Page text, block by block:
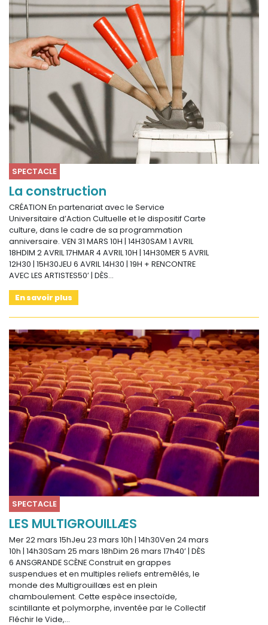
SPECTACLE
La construction
CRÉATION En partenariat avec le Service
Universitaire d’Action Cultuelle et le dispositif Carte
culture, dans le cadre de sa programmation
anniversaire. VEN 31 MARS 10H | 14H30SAM 1 AVRIL
18HDIM 2 AVRIL 17HMAR 4 AVRIL 10H | 14H30MER 5 AVRIL
12H30 | 15H30JEU 6 AVRIL 14H30 | 19H + RENCONTRE
AVEC LES ARTISTES50’ | DÈS…
En savoir plus
SPECTACLE
LES MULTIGROUILLÆS
Mer 22 mars 15hJeu 23 mars 10h | 14h30Ven 24 mars
10h | 14h30Sam 25 mars 18hDim 26 mars 17h40’ | DÈS
6 ANSGRANDE SCÈNE Construit en grappes
suspendues et en multiples reliefs entremêlés, le
monde des Multigrouillæs est en plein
chamboulement. Cette espèce insectoïde,
scintillante et polymorphe, inventée par le Collectif
Fléchir le Vide,…